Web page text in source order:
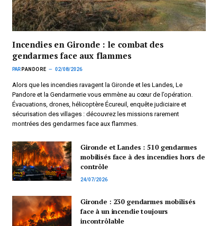
Incendies en Gironde : le combat des
gendarmes face aux flammes
PAR PANDORE 02/08/2026
Alors que les incendies ravagent la Gironde et les Landes, Le
Pandore et la Gendarmerie vous emmène au cœur de l’opération.
Évacuations, drones, hélicoptère Écureuil, enquête judiciaire et
sécurisation des villages : découvrez les missions rarement
montrées des gendarmes face aux flammes.
Gironde et Landes : 510 gendarmes
mobilisés face à des incendies hors de
contrôle
24/07/2026
Gironde : 230 gendarmes mobilisés
face à un incendie toujours
incontrôlable